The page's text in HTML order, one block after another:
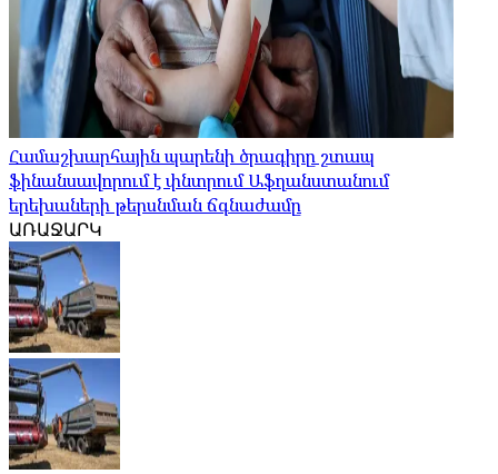
Համաշխարհային պարենի ծրագիրը շտապ
ֆինանսավորում է փնտրում Աֆղանստանում
երեխաների թերսնման ճգնաժամը
ԱՌԱՋԱՐԿ